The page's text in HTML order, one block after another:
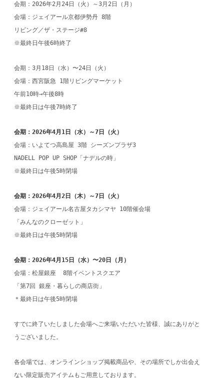
会期：2026年2月24日（火）～3月2日（月）
会場：ジェイアール京都伊勢丹 8階
リビング／ザ・ステージ#8
※最終日午後6時終了
会期：3月18日（水）〜24日（火）
会場：西宮阪急 1階リビングマーケット
午前10時→午後8時
※最終日は午後7時終了
会期：2026年4月1日（水）～7日（火）
会場：いよてつ高島屋 3階 シーズンプラザ3
NADELL POP UP SHOP「ナデルの時」
※最終日は午後5時閉場
会期：2026年4月2日（木）～7日（火）
会場：ジェイアール名古屋タカシマヤ 10階催会場
「みんなのクローゼット」
※最終日は午後5時閉場
会期：2026年4月15日（水）〜20日（月）
会場：松屋銀座 8階イベントスクエア
「第7回 銀座・暮らしの商店街」
＊最終日は午後5時閉場
すでに終了いたしました会場へご来場いただいた皆様、誠にありがと
うございました。
各会場では、オンラインショップ掲載商品や、その場所でしか出会え
ない限定販売アイテムもご用意しております。